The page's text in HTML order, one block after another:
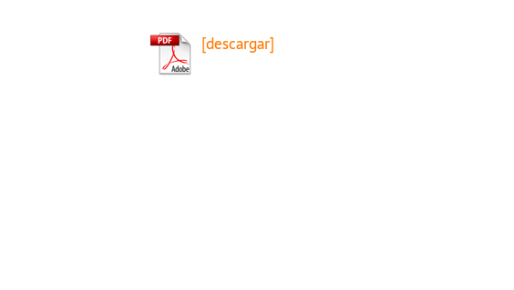
[descargar]